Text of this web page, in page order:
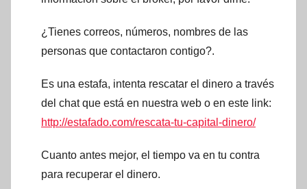
¿Tienes correos, números, nombres de las
personas que contactaron contigo?.
Es una estafa, intenta rescatar el dinero a través
del chat que está en nuestra web o en este link:
http://estafado.com/rescata-tu-capital-dinero/
Cuanto antes mejor, el tiempo va en tu contra
para recuperar el dinero.